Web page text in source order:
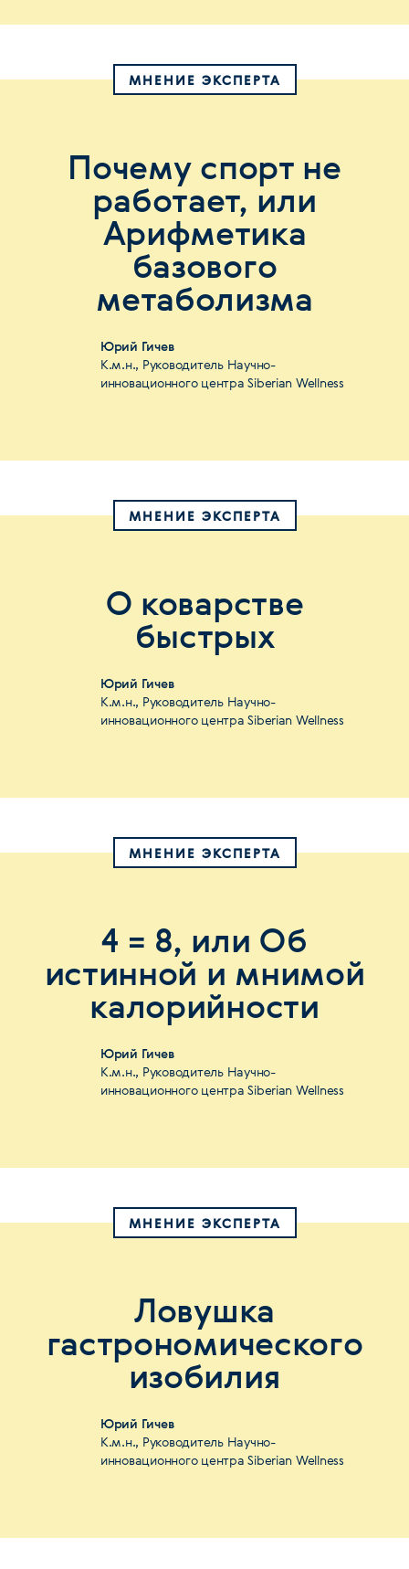
МНЕНИЕ ЭКСПЕРТА
Почему спорт не
работает, или
Арифметика
базового
метаболизма
Юрий Гичев
К.м.н., Руководитель Научно-
инновационного центра Siberian Wellness
МНЕНИЕ ЭКСПЕРТА
О коварстве
быстрых
Юрий Гичев
К.м.н., Руководитель Научно-
инновационного центра Siberian Wellness
МНЕНИЕ ЭКСПЕРТА
4 = 8, или Об
истинной и мнимой
калорийности
Юрий Гичев
К.м.н., Руководитель Научно-
инновационного центра Siberian Wellness
МНЕНИЕ ЭКСПЕРТА
Ловушка
гастрономического
изобилия
Юрий Гичев
К.м.н., Руководитель Научно-
инновационного центра Siberian Wellness